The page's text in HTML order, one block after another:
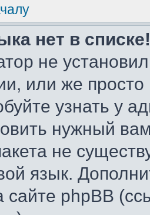
нет в списке!
не
или же
узнать у
нужный
не
язык.
сайте phpBB